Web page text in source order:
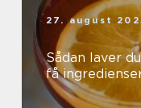
27. august
Sådan laver
få